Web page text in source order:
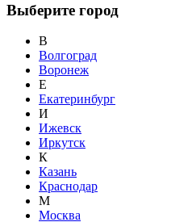
Выберите город
В
Волгоград
Воронеж
Е
Екатеринбург
И
Ижевск
Иркутск
К
Казань
Краснодар
М
Москва